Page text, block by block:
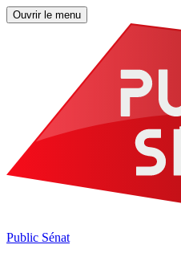
Ouvrir le menu
Public Sénat